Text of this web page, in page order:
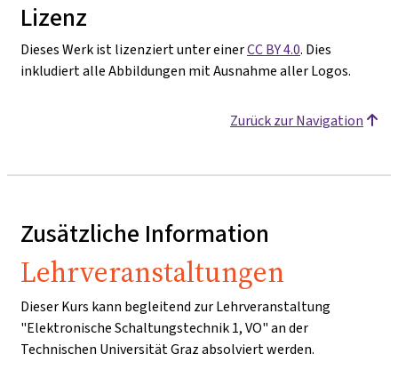
Lizenz
Dieses Werk ist lizenziert unter einerCC BY 4.0. Dies
inkludiert alle Abbildungen mit Ausnahme aller Logos.
Zurück zur Navigation
Zusätzliche Information
Lehrveranstaltungen
Dieser Kurs kann begleitend zur Lehrveranstaltung
"Elektronische Schaltungstechnik 1, VO" an der
Technischen Universität Graz absolviert werden.